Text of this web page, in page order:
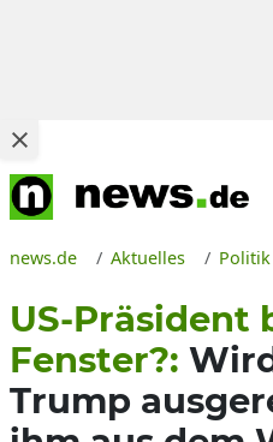
news.de Aktuelles Politik
US-Präsident
Fenster?:
Trump